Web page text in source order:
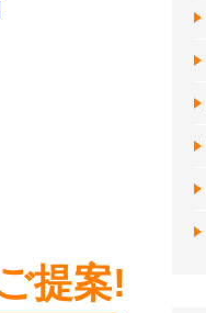
提案!